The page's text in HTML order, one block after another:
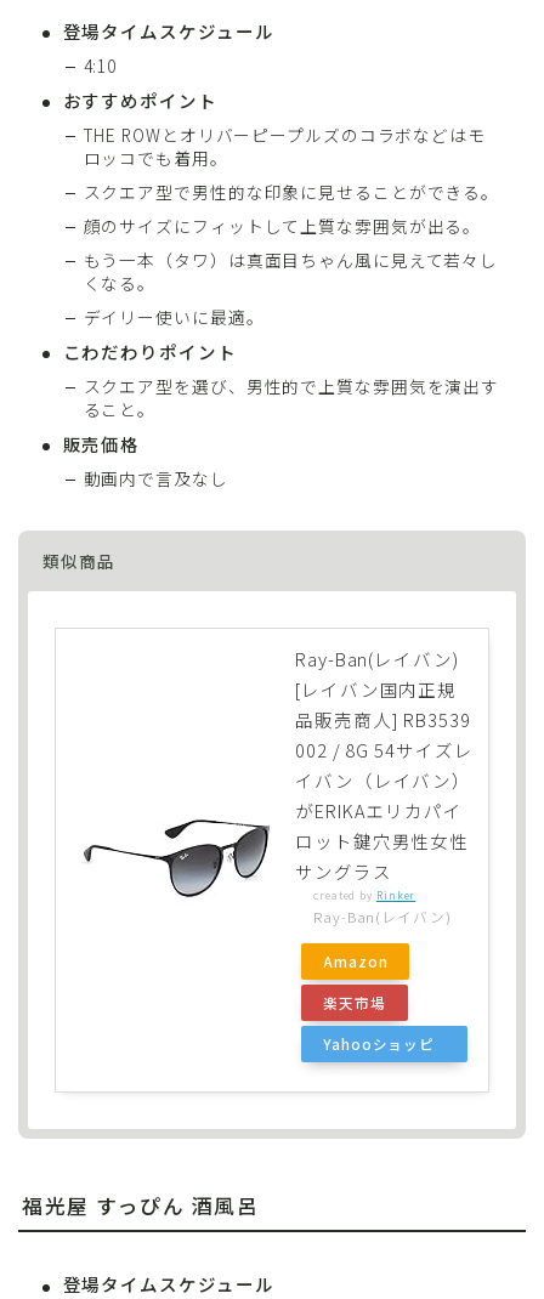
登場タイムスケジュール
4:10
おすすめポイント
THE ROWとオリバーピープルズのコラボなどはモ
ロッコでも着用。
スクエア型で男性的な印象に見せることができる。
顔のサイズにフィットして上質な雰囲気が出る。
もう一本（タワ）は真面目ちゃん風に見えて若々し
くなる。
デイリー使いに最適。
こわだわりポイント
スクエア型を選び、男性的で上質な雰囲気を演出す
ること。
販売価格
動画内で言及なし
類似商品
Ray-Ban(レイバン)
[レイバン国内正規
品販売商人] RB3539
002 / 8G 54サイズレ
イバン（レイバン）
がERIKAエリカパイ
ロット鍵穴男性女性
サングラス
created by Rinker
Ray-Ban(レイバン)
Amazon
楽天市場
Yahooショッピ
福光屋 すっぴん 酒風呂
登場タイムスケジュール